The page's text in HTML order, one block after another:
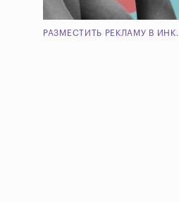
РАЗМЕСТИТЬ РЕКЛАМУ В ИНК.